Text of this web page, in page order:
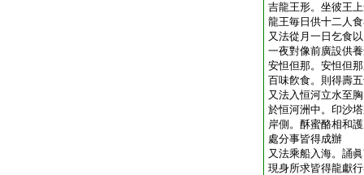
吉龍王形。坐彼王
龍王毎日供十二人
又法從月一日乞食
一夜對像前廣設供
安怛但那。安怛但
百味飮食。則得壽
又法入恒河立水至
於恒河洲中。印沙
岸側。酥蜜酪相和
處分事皆得成辦
又法乘船入海。誦
現身所求皆得龍獻